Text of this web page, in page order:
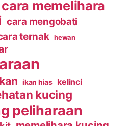
cara memelihara
cara mengobati
ternak hewan
ikan hias kelinci
kucing
peliharaan